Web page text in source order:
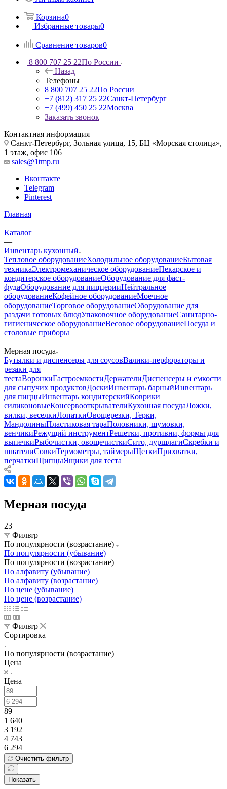
Корзина0
Избранные товары0
Сравнение товаров0
8 800 707 25 22По России
Назад
Телефоны
8 800 707 25 22По России
+7 (812) 317 25 22Санкт-Петербург
+7 (499) 450 25 22Москва
Заказать звонок
Контактная информация
Санкт-Петербург, Зольная улица, 15, БЦ «Морская столица»,
1 этаж, офис 106
sales@1tmp.ru
Вконтакте
Telegram
Pinterest
Главная
—
Каталог
—
Инвентарь кухонный
Тепловое оборудованиеХолодильное оборудованиеБытовая
техникаЭлектромеханическое оборудованиеПекарское и
кондитерское оборудованиеОборудование для фаст-
фудаОборудование для пиццерииНейтральное
оборудованиеКофейное оборудованиеМоечное
оборудованиеТорговое оборудованиеОборудование для
раздачи готовых блюдУпаковочное оборудованиеСанитарно-
гигиеническое оборудованиеВесовое оборудованиеПосуда и
столовые приборы
—
Мерная посуда
Бутылки и диспенсеры для соусовВалики-перфораторы и
резаки для
тестаВоронкиГастроемкостиДержателиДиспенсеры и емкости
для сыпучих продуктовДоскиИнвентарь барныйИнвентарь
для пиццыИнвентарь кондитерскийКоврики
силиконовыеКонсервооткрывателиКухонная посудаЛожки,
вилки, веселкиЛопаткиОвощерезки, Терки,
МандолиныПластиковая тараПоловники, шумовки,
венчикиРежущий инструментРешетки, противни, формы для
выпечкиРыбочистки, овощечисткиСито, дуршлагиСкребки и
шпателиСовкиТермометры, таймерыЩеткиПрихватки,
перчаткиЩипцыЯщики для теста
Мерная посуда
23
Фильтр
По популярности (возрастание)
По популярности (убывание)
По популярности (возрастание)
По алфавиту (убывание)
По алфавиту (возрастание)
По цене (убывание)
По цене (возрастание)
Фильтр
Сортировка
По популярности (возрастание)
Цена
Цена
89
1 640
3 192
4 743
6 294
Очистить фильтр
Показать